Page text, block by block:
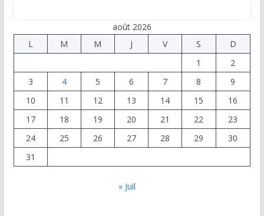
août 2026
L
M M J V S
D
1
2
3
4 5 6 7 8
9
10
11 12 13 14 15
16
17
18 19 20 21 22
23
24
25 26 27 28 29
30
31
« Juil